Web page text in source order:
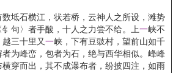
石横江，状若桥，云神人之所设，滩势
句〉者手酸，十人之力尝不给。上一峡不
三十里又一峡，下有豆豉村，望前山如千
为峰峦，包者为石，绝与西华相似。峰峰
穿而出，其不成瀑布者，纷披四注，如雨